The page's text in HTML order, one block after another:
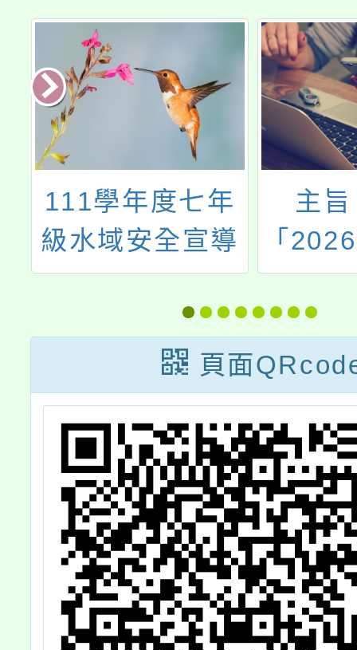
111學年度七年
級水域安全宣導
主
「
展在
標準
規範
檔案
助推
請
頁面